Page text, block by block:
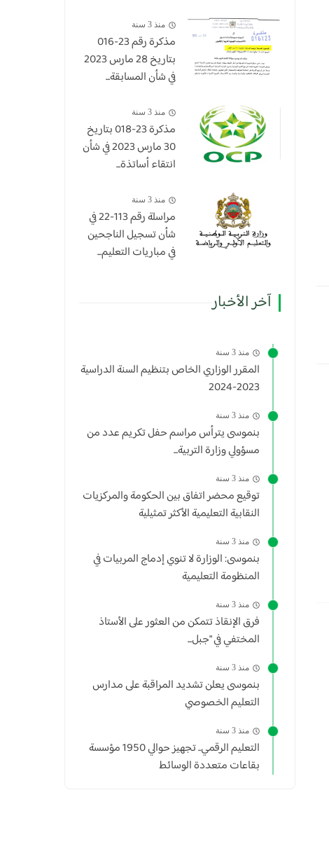
منذ 3 سنة
مذكرة رقم 23-016
بتاريخ 28 مارس 2023
في شأن المسابقة...
منذ 3 سنة
​مذكرة 23-018 بتاريخ
30 مارس 2023 في شأن
انتقاء أساتذة...
منذ 3 سنة
مراسلة رقم 113-22 في
شأن تسجيل الناجحين
في مباريات التعليم...
آخر الأخبار
منذ 3 سنة
المقرر الوزاري الخاص بتنظيم السنة الدراسية
2023-2024
منذ 3 سنة
بنموسى يترأس مراسم حفل تكريم عدد من
مسؤولي وزارة التربية...
منذ 3 سنة
توقيع محضر اتفاق بين الحكومة والمركزيات
النقابية التعليمية الأكثر تمثيلية
منذ 3 سنة
بنموسى: الوزارة لا تنوي إدماج المربيات في
المنظومة التعليمية
منذ 3 سنة
فرق الإنقاذ تتمكن من العثور على الأستاذ
المختفي في "جبل...
منذ 3 سنة
بنموسى يعلن تشديد المراقبة على مدارس
التعليم الخصوصي
منذ 3 سنة
التعليم الرقمي.. تجهيز حوالي 1950 مؤسسة
بقاعات متعددة الوسائط